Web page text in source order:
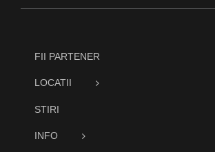
FII PARTENER
LOCATII
STIRI
INFO